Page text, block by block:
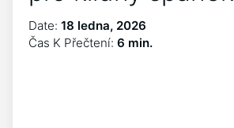
Date: 18 ledna, 2026
Čas K Přečtení: 6 min.